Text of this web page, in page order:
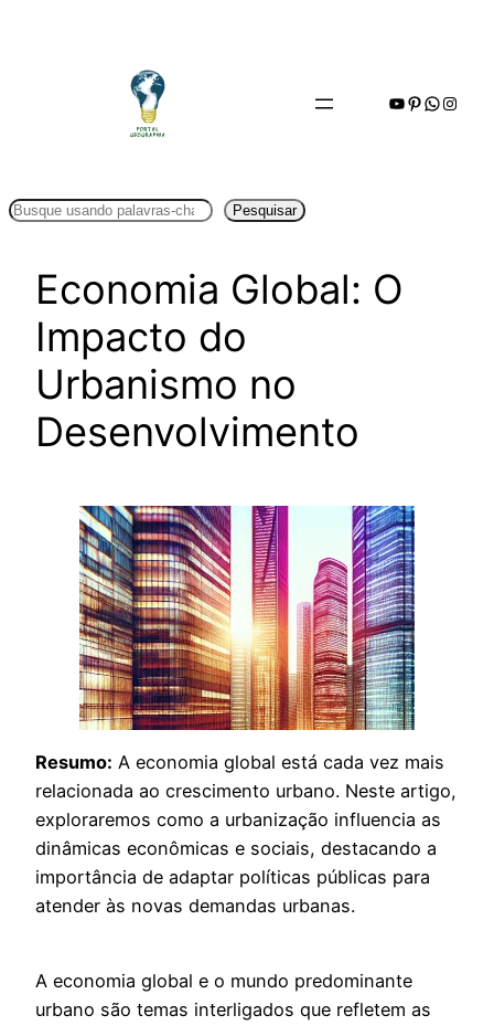
Youtube
Pinterest
Pesquisar Pesquisar
Economia Global: O
Impacto do
Urbanismo no
Desenvolvimento
Resumo: A economia global está cada vez mais
relacionada ao crescimento urbano. Neste artigo,
exploraremos como a urbanização influencia as
dinâmicas econômicas e sociais, destacando a
importância de adaptar políticas públicas para
atender às novas demandas urbanas.
A economia global e o mundo predominante
urbano são temas interligados que refletem as